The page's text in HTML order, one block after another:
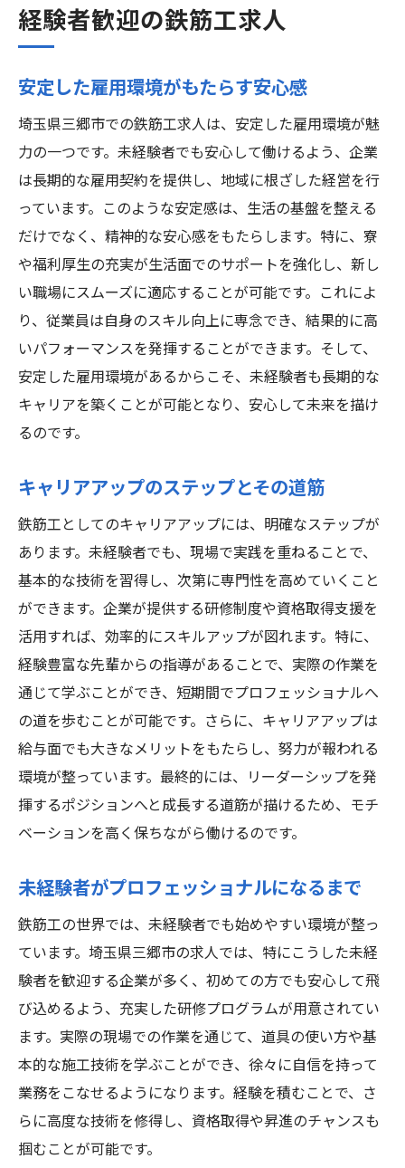
経験者歓迎の鉄筋工求人
安定した雇用環境がもたらす安心感
埼玉県三郷市での鉄筋工求人は、安定した雇用環境が魅
力の一つです。未経験者でも安心して働けるよう、企業
は長期的な雇用契約を提供し、地域に根ざした経営を行
っています。このような安定感は、生活の基盤を整える
だけでなく、精神的な安心感をもたらします。特に、寮
や福利厚生の充実が生活面でのサポートを強化し、新し
い職場にスムーズに適応することが可能です。これによ
り、従業員は自身のスキル向上に専念でき、結果的に高
いパフォーマンスを発揮することができます。そして、
安定した雇用環境があるからこそ、未経験者も長期的な
キャリアを築くことが可能となり、安心して未来を描け
るのです。
キャリアアップのステップとその道筋
鉄筋工としてのキャリアアップには、明確なステップが
あります。未経験者でも、現場で実践を重ねることで、
基本的な技術を習得し、次第に専門性を高めていくこと
ができます。企業が提供する研修制度や資格取得支援を
活用すれば、効率的にスキルアップが図れます。特に、
経験豊富な先輩からの指導があることで、実際の作業を
通じて学ぶことができ、短期間でプロフェッショナルへ
の道を歩むことが可能です。さらに、キャリアアップは
給与面でも大きなメリットをもたらし、努力が報われる
環境が整っています。最終的には、リーダーシップを発
揮するポジションへと成長する道筋が描けるため、モチ
ベーションを高く保ちながら働けるのです。
未経験者がプロフェッショナルになるまで
鉄筋工の世界では、未経験者でも始めやすい環境が整っ
ています。埼玉県三郷市の求人では、特にこうした未経
験者を歓迎する企業が多く、初めての方でも安心して飛
び込めるよう、充実した研修プログラムが用意されてい
ます。実際の現場での作業を通じて、道具の使い方や基
本的な施工技術を学ぶことができ、徐々に自信を持って
業務をこなせるようになります。経験を積むことで、さ
らに高度な技術を修得し、資格取得や昇進のチャンスも
掴むことが可能です。